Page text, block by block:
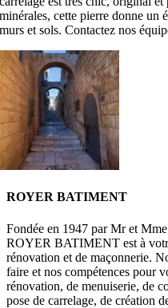
minérales, cette pierre donne un
murs et sols. Contactez nos
ROYER BATIMENT
Fondée en 1947 par Mr et
ROYER BATIMENT est à
rénovation et de maçonnerie.
faire et nos compétences pour
rénovation, de menuiserie, de
pose de carrelage, de création